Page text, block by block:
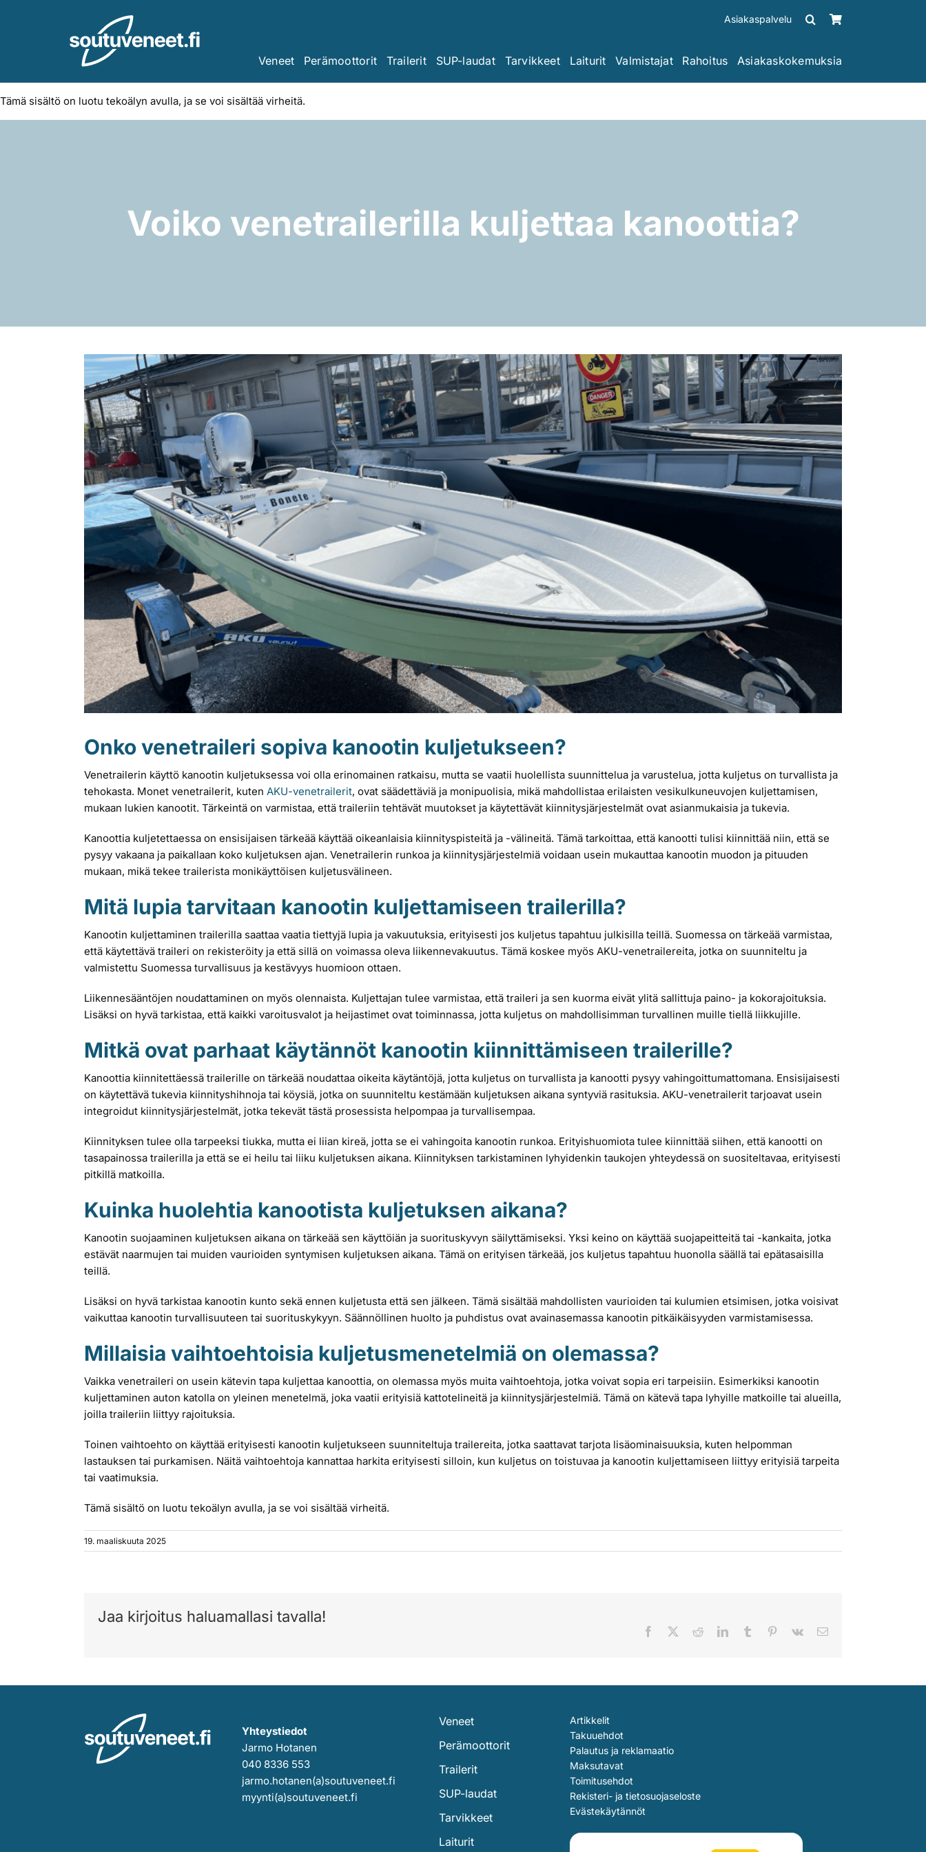
Asiakaspalvelu
Veneet Perämoottorit Trailerit SUP-laudat Tarvikkeet Laiturit Valmistajat Rahoitus Asiakaskokemuksia
Tämä sisältö on luotu tekoälyn avulla, ja se voi sisältää virheitä.
Voiko venetrailerilla kuljettaa kanoottia?
Katso
kuvaa
isompana
Onko venetraileri sopiva kanootin kuljetukseen?
Venetrailerin käyttö kanootin kuljetuksessa voi olla erinomainen ratkaisu, mutta se vaatii huolellista suunnittelua ja varustelua, jotta kuljetus on turvallista ja
tehokasta. Monet venetrailerit, kuten AKU-venetrailerit, ovat säädettäviä ja monipuolisia, mikä mahdollistaa erilaisten vesikulkuneuvojen kuljettamisen,
mukaan lukien kanootit. Tärkeintä on varmistaa, että traileriin tehtävät muutokset ja käytettävät kiinnitysjärjestelmät ovat asianmukaisia ja tukevia.
Kanoottia kuljetettaessa on ensisijaisen tärkeää käyttää oikeanlaisia kiinnityspisteitä ja -välineitä. Tämä tarkoittaa, että kanootti tulisi kiinnittää niin, että se
pysyy vakaana ja paikallaan koko kuljetuksen ajan. Venetrailerin runkoa ja kiinnitysjärjestelmiä voidaan usein mukauttaa kanootin muodon ja pituuden
mukaan, mikä tekee trailerista monikäyttöisen kuljetusvälineen.
Mitä lupia tarvitaan kanootin kuljettamiseen trailerilla?
Kanootin kuljettaminen trailerilla saattaa vaatia tiettyjä lupia ja vakuutuksia, erityisesti jos kuljetus tapahtuu julkisilla teillä. Suomessa on tärkeää varmistaa,
että käytettävä traileri on rekisteröity ja että sillä on voimassa oleva liikennevakuutus. Tämä koskee myös AKU-venetrailereita, jotka on suunniteltu ja
valmistettu Suomessa turvallisuus ja kestävyys huomioon ottaen.
Liikennesääntöjen noudattaminen on myös olennaista. Kuljettajan tulee varmistaa, että traileri ja sen kuorma eivät ylitä sallittuja paino- ja kokorajoituksia.
Lisäksi on hyvä tarkistaa, että kaikki varoitusvalot ja heijastimet ovat toiminnassa, jotta kuljetus on mahdollisimman turvallinen muille tiellä liikkujille.
Mitkä ovat parhaat käytännöt kanootin kiinnittämiseen trailerille?
Kanoottia kiinnitettäessä trailerille on tärkeää noudattaa oikeita käytäntöjä, jotta kuljetus on turvallista ja kanootti pysyy vahingoittumattomana. Ensisijaisesti
on käytettävä tukevia kiinnityshihnoja tai köysiä, jotka on suunniteltu kestämään kuljetuksen aikana syntyviä rasituksia. AKU-venetrailerit tarjoavat usein
integroidut kiinnitysjärjestelmät, jotka tekevät tästä prosessista helpompaa ja turvallisempaa.
Kiinnityksen tulee olla tarpeeksi tiukka, mutta ei liian kireä, jotta se ei vahingoita kanootin runkoa. Erityishuomiota tulee kiinnittää siihen, että kanootti on
tasapainossa trailerilla ja että se ei heilu tai liiku kuljetuksen aikana. Kiinnityksen tarkistaminen lyhyidenkin taukojen yhteydessä on suositeltavaa, erityisesti
pitkillä matkoilla.
Kuinka huolehtia kanootista kuljetuksen aikana?
Kanootin suojaaminen kuljetuksen aikana on tärkeää sen käyttöiän ja suorituskyvyn säilyttämiseksi. Yksi keino on käyttää suojapeitteitä tai -kankaita, jotka
estävät naarmujen tai muiden vaurioiden syntymisen kuljetuksen aikana. Tämä on erityisen tärkeää, jos kuljetus tapahtuu huonolla säällä tai epätasaisilla
teillä.
Lisäksi on hyvä tarkistaa kanootin kunto sekä ennen kuljetusta että sen jälkeen. Tämä sisältää mahdollisten vaurioiden tai kulumien etsimisen, jotka voisivat
vaikuttaa kanootin turvallisuuteen tai suorituskykyyn. Säännöllinen huolto ja puhdistus ovat avainasemassa kanootin pitkäikäisyyden varmistamisessa.
Millaisia vaihtoehtoisia kuljetusmenetelmiä on olemassa?
Vaikka venetraileri on usein kätevin tapa kuljettaa kanoottia, on olemassa myös muita vaihtoehtoja, jotka voivat sopia eri tarpeisiin. Esimerkiksi kanootin
kuljettaminen auton katolla on yleinen menetelmä, joka vaatii erityisiä kattotelineitä ja kiinnitysjärjestelmiä. Tämä on kätevä tapa lyhyille matkoille tai alueilla,
joilla traileriin liittyy rajoituksia.
Toinen vaihtoehto on käyttää erityisesti kanootin kuljetukseen suunniteltuja trailereita, jotka saattavat tarjota lisäominaisuuksia, kuten helpomman
lastauksen tai purkamisen. Näitä vaihtoehtoja kannattaa harkita erityisesti silloin, kun kuljetus on toistuvaa ja kanootin kuljettamiseen liittyy erityisiä tarpeita
tai vaatimuksia.
Tämä sisältö on luotu tekoälyn avulla, ja se voi sisältää virheitä.
19. maaliskuuta 2025
Jaa kirjoitus haluamallasi tavalla!
Facebook RedditLinkedInTumblr Pinterest
Vk Sähköposti
Yhteystiedot
Jarmo Hotanen
040 8336 553
jarmo.hotanen(a)soutuveneet.fi
myynti(a)soutuveneet.fi
Veneet
Perämoottorit
Trailerit
SUP-laudat
Tarvikkeet
Laiturit
Artikkelit
Takuuehdot
Palautus ja reklamaatio
Maksutavat
Toimitusehdot
Rekisteri- ja tietosuojaseloste
Evästekäytännöt